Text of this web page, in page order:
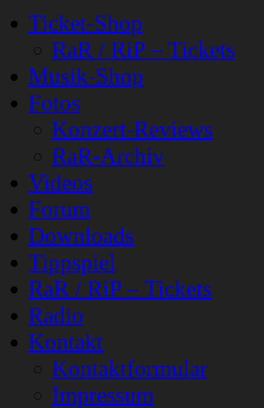
Ticket-Shop
RaR / RiP – Tickets
Musik-Shop
Fotos
Konzert-Reviews
RaR-Archiv
Videos
Forum
Downloads
Tippspiel
RaR / RiP – Tickets
Radio
Kontakt
Kontaktformular
Impressum